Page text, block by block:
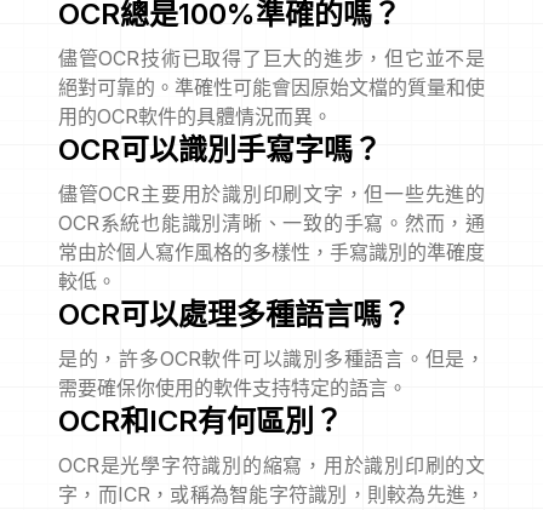
OCR總是100%準確的嗎？
儘管OCR技術已取得了巨大的進步，但它並不是
絕對可靠的。準確性可能會因原始文檔的質量和使
用的OCR軟件的具體情況而異。
OCR可以識別手寫字嗎？
儘管OCR主要用於識別印刷文字，但一些先進的
OCR系統也能識別清晰、一致的手寫。然而，通
常由於個人寫作風格的多樣性，手寫識別的準確度
較低。
OCR可以處理多種語言嗎？
是的，許多OCR軟件可以識別多種語言。但是，
需要確保你使用的軟件支持特定的語言。
OCR和ICR有何區別？
OCR是光學字符識別的縮寫，用於識別印刷的文
字，而ICR，或稱為智能字符識別，則較為先進，